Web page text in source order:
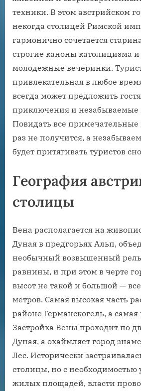
техники. В этом австрийском
некогда столицей Римской
гармонично сочетается
строгие каноны католицизма
молодежные вечеринки.
привлекательная в любое
всегда может предложить
приключения и незабываемые
Повидать все примечательные
раз не получится, а
будет притягивать туристов
География
столицы
Вена располагается на
Дуная в предгорьях Альп,
необычный возвышенный
равнины, и при этом в черте
высот не такой и большой —
метров. Самая высокая часть
районе Германскогель, а
Застройка Вены проходит по
Дуная, а окаймляет город
Лес. Исторически
столицы, но с необходимостью
жилых площадей, власти